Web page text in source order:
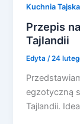
Kuchnia Tajska
Przepis
Tajlandii
Edyta/24
egzotyczną
Tajlandii.